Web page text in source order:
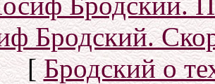
Бродский.
[Бродский о